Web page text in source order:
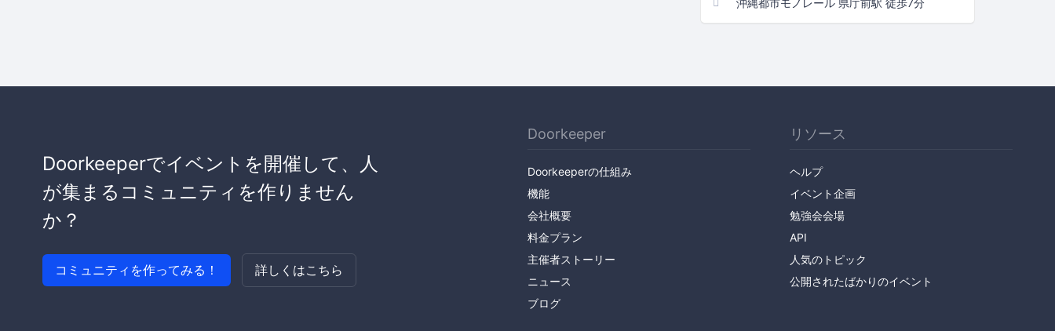
沖縄都市モノレール 県庁前駅 徒歩7分
Doorkeeperでイベントを開催して、人
が集まるコミュニティを作りません
か？
コミュニティを作ってみる！ 詳しくはこちら
Doorkeeper
Doorkeeperの仕組み
機能
会社概要
料金プラン
主催者ストーリー
ニュース
ブログ
リソース
ヘルプ
イベント企画
勉強会会場
API
人気のトピック
公開されたばかりのイベント